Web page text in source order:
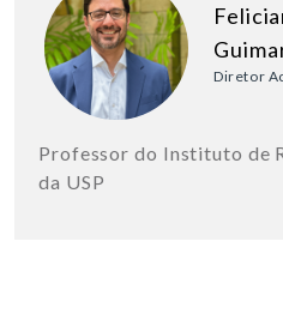
Diretor
Professor do Instituto de
da USP